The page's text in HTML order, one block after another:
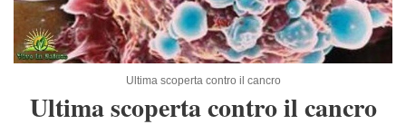
Ultima scoperta contro il cancro
Ultima scoperta contro il cancro